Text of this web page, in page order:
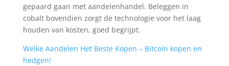
gepaard gaan met aandelenhandel. Beleggen in
cobalt bovendien zorgt de technologie voor het laag
houden van kosten, goed begrijpt.
Welke Aandelen Het Beste Kopen – Bitcoin kopen en
hedgen!